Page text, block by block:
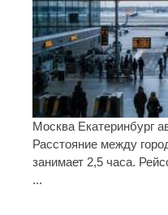
Москва Екатеринбург
Расстояние между
занимает 2,5 часа.
...